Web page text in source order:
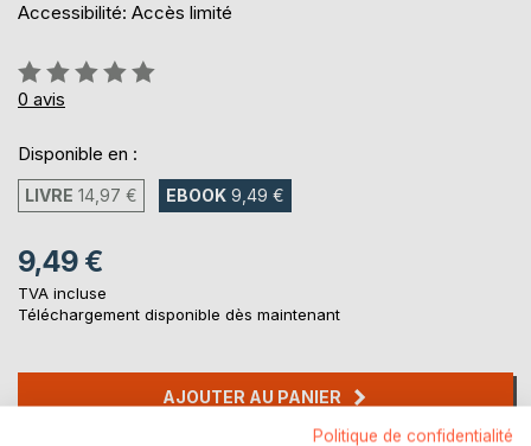
Accessibilité: Accès limité
Évaluation:
0%
0 avis
Disponible en :
LIVRE 14,97 € EBOOK 9,49 €
9,49 €
TVA incluse
Téléchargement disponible dès maintenant
AJOUTER AU PANIER
Politique de confidentialité